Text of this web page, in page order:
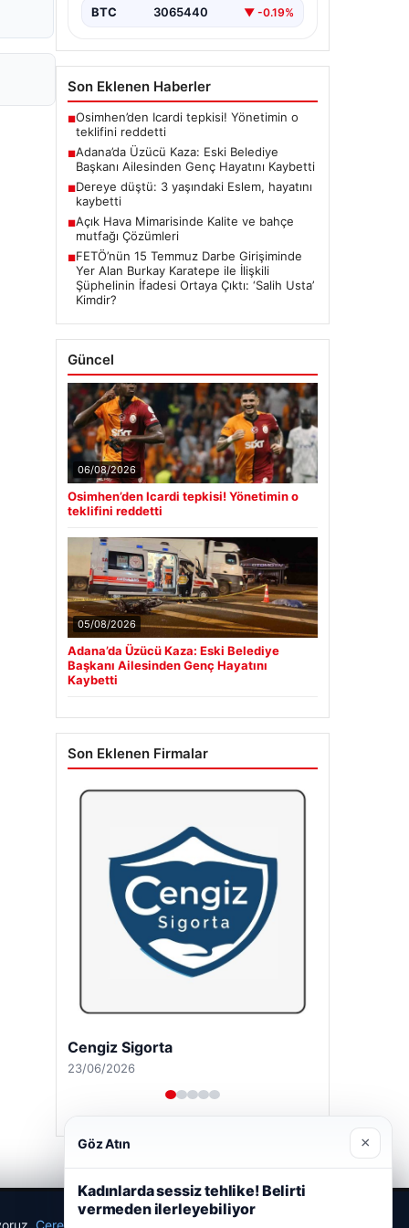
BTC 3065440 ▼ -0.19%
Son Eklenen Haberler
■Osimhen’den Icardi tepkisi! Yönetimin o
teklifini reddetti
■Adana’da Üzücü Kaza: Eski Belediye
Başkanı Ailesinden Genç Hayatını Kaybetti
■Dereye düştü: 3 yaşındaki Eslem, hayatını
kaybetti
■Açık Hava Mimarisinde Kalite ve bahçe
mutfağı Çözümleri
■FETÖ’nün 15 Temmuz Darbe Girişiminde
Yer Alan Burkay Karatepe ile İlişkili
Şüphelinin İfadesi Ortaya Çıktı: ‘Salih Usta’
Kimdir?
Güncel
06/08/2026
Osimhen’den Icardi tepkisi! Yönetimin o
teklifini reddetti
05/08/2026
Adana’da Üzücü Kaza: Eski Belediye
Başkanı Ailesinden Genç Hayatını
Kaybetti
Son Eklenen Firmalar
Cengiz Sigorta
23/06/2026
Çerez Politikamız
Göz Atın ×
Kadınlarda sessiz tehlike! Belirti
vermeden ilerleyebiliyor